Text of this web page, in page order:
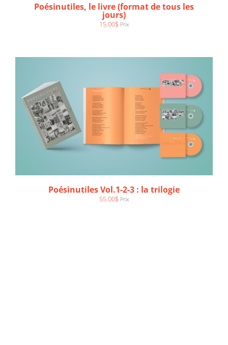
Poésinutiles, le livre (format de tous les
jours)
15.00$ Prix
Poésinutiles Vol.1-2-3 : la trilogie
55.00$ Prix